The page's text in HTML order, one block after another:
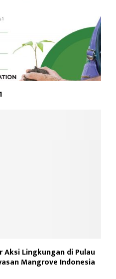
Lingkungan di Pulau
Mangrove Indonesia